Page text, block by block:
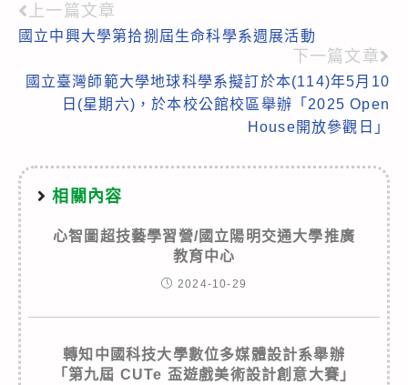
Read
more
articles
上一篇文章
國立中興大學第拾捌屆生命科學系週展活動
下一篇文章
國立臺灣師範大學地球科學系擬訂於本(114)年5月10
日(星期六)，於本校公館校區舉辦「2025 Open
House開放參觀日」
相關內容
心智圖超技藝學習營/國立陽明交通大學推廣
教育中心
2024-10-29
轉知中國科技大學數位多媒體設計系舉辦
「第九屆 CUTe 盃遊戲美術設計創意大賽」